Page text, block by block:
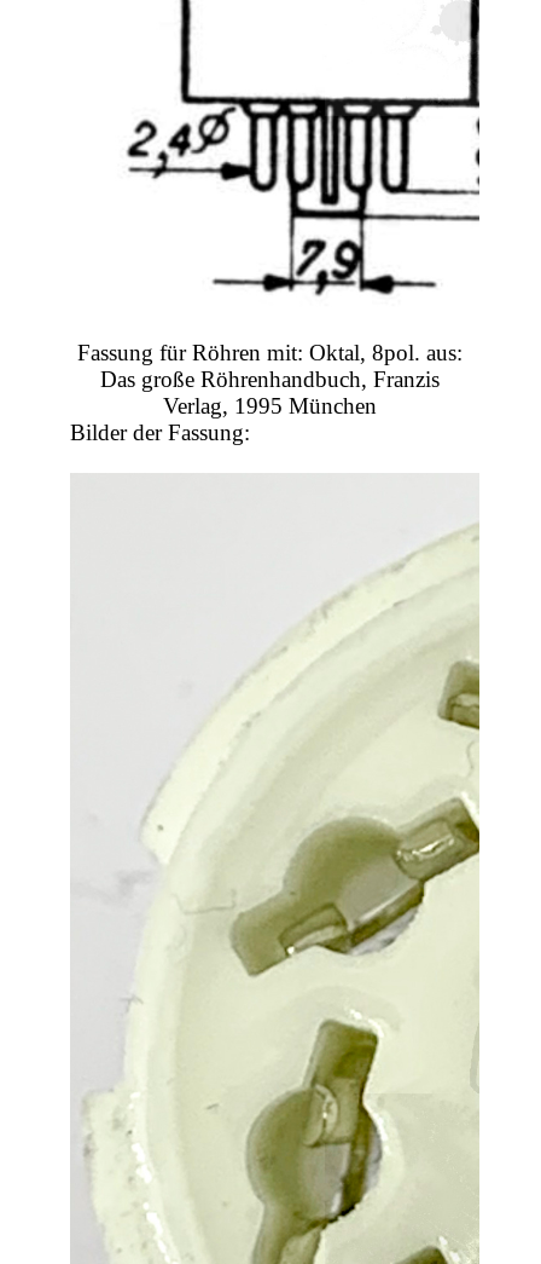
Fassung für Röhren mit: Oktal, 8pol. aus:
Das große Röhrenhandbuch, Franzis
Verlag, 1995 München
Bilder der Fassung: